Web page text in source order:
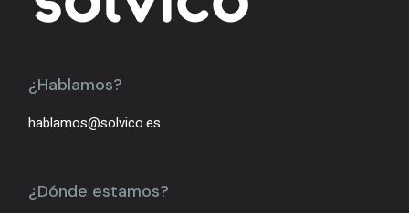
¿Hablamos?
hablamos@solvico.es
¿Dónde estamos?